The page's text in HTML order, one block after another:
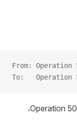
From:
To:   Operation
سحبتَ 5 وحدات جانباً للاختبار. لا تزال في Operation 50،